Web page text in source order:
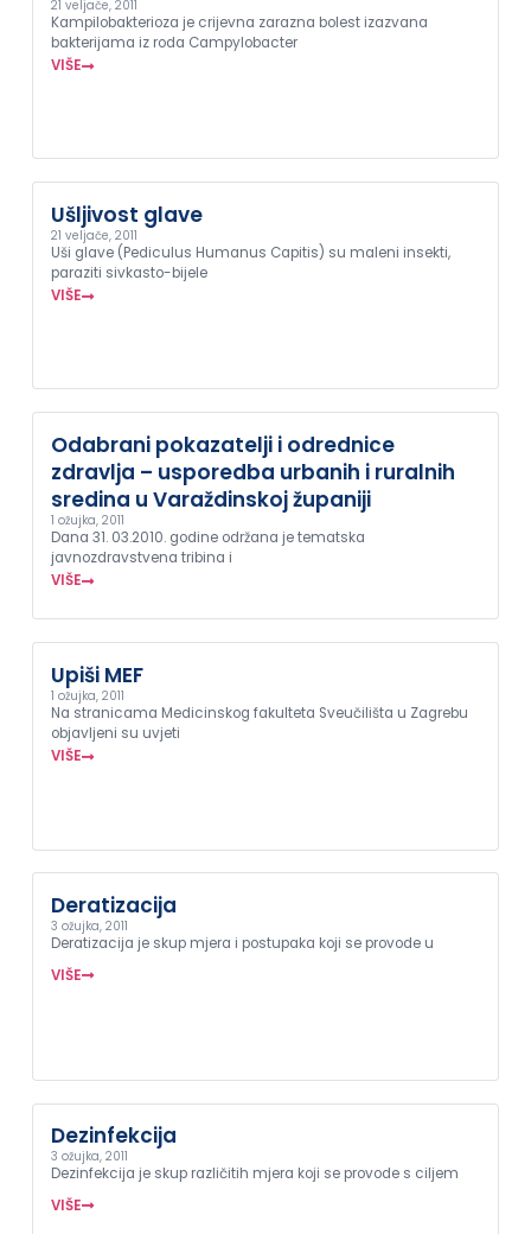
21 veljače, 2011
Kampilobakterioza je crijevna zarazna bolest izazvana
bakterijama iz roda Campylobacter
VIŠE
Ušljivost glave
21 veljače, 2011
Uši glave (Pediculus Humanus Capitis) su maleni insekti,
paraziti sivkasto-bijele
VIŠE
Odabrani pokazatelji i odrednice
zdravlja – usporedba urbanih i ruralnih
sredina u Varaždinskoj županiji
1 ožujka, 2011
Dana 31. 03.2010. godine održana je tematska
javnozdravstvena tribina i
VIŠE
Upiši MEF
1 ožujka, 2011
Na stranicama Medicinskog fakulteta Sveučilišta u Zagrebu
objavljeni su uvjeti
VIŠE
Deratizacija
3 ožujka, 2011
Deratizacija je skup mjera i postupaka koji se provode u
VIŠE
Dezinfekcija
3 ožujka, 2011
Dezinfekcija je skup različitih mjera koji se provode s ciljem
VIŠE